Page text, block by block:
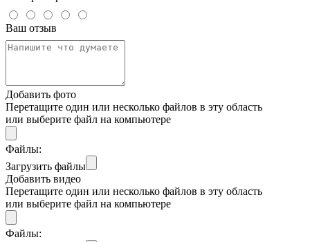
Ваш отзыв
Добавить фото
Перетащите один или несколько файлов в эту область
или выберите файл на компьютере
Файлы:
Загрузить файлы
Добавить видео
Перетащите один или несколько файлов в эту область
или выберите файл на компьютере
Файлы: